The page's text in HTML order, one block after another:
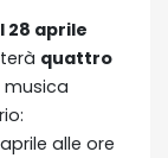
28 aprile
quattro
musica
alle ore